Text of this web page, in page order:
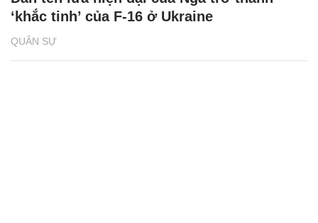
QUÂN SỰ
‘khắc tinh’ của F-16 ở Ukraine